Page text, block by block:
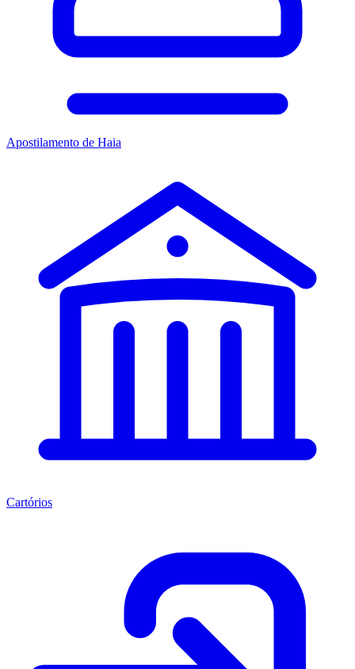
Apostilamento de Haia
Cartórios